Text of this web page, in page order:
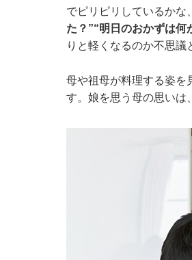
でピリピリしているかな
た？”“明日のおかずは何
りと軽くなるのか不思議
母や祖母が料理する姿を
す。娘を思う母の思いは